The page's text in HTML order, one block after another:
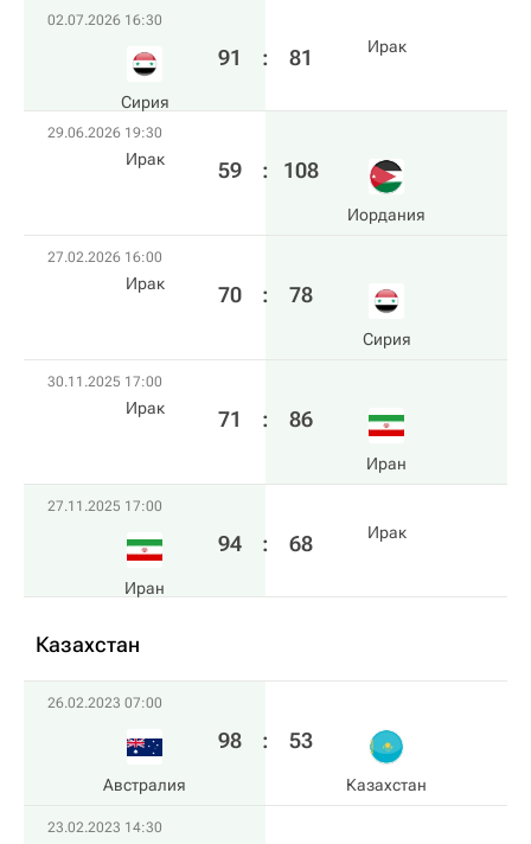
02.07.2026 16:30
Сирия
91 : 81 Ирак
29.06.2026 19:30
Ирак 59 : 108
Иордания
27.02.2026 16:00
Ирак 70 : 78
Сирия
30.11.2025 17:00
Ирак 71 : 86
Иран
27.11.2025 17:00
Иран
94 : 68 Ирак
Казахстан
26.02.2023 07:00
Австралия
98 : 53
Казахстан
23.02.2023 14:30